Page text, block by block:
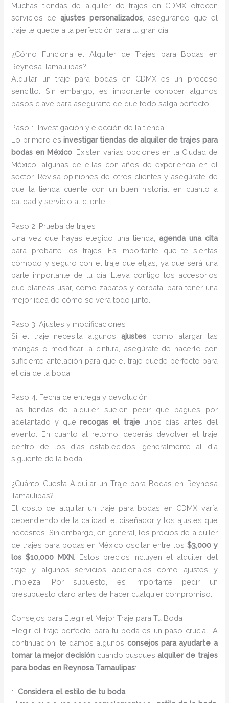
Muchas tiendas de alquiler de trajes en CDMX ofrecen
servicios de ajustes personalizados, asegurando que el
traje te quede a la perfección para tu gran día.
¿Cómo Funciona el Alquiler de Trajes para Bodas en
Reynosa Tamaulipas?
Alquilar un traje para bodas en CDMX es un proceso
sencillo. Sin embargo, es importante conocer algunos
pasos clave para asegurarte de que todo salga perfecto.
Paso 1: Investigación y elección de la tienda
Lo primero esinvestigar tiendas de alquiler de trajes para
bodas en México . Existen varias opciones en la Ciudad de
México, algunas de ellas con años de experiencia en el
sector. Revisa opiniones de otros clientes y asegúrate de
que la tienda cuente con un buen historial en cuanto a
calidad y servicio al cliente.
Paso 2: Prueba de trajes
Una vez que hayas elegido una tienda, agenda una cita
para probarte los trajes. Es importante que te sientas
cómodo y seguro con el traje que elijas, ya que será una
parte importante de tu día. Lleva contigo los accesorios
que planeas usar, como zapatos y corbata, para tener una
mejor idea de cómo se verá todo junto.
Paso 3: Ajustes y modificaciones
Si el traje necesita algunos ajustes, como alargar las
mangas o modificar la cintura, asegúrate de hacerlo con
suficiente antelación para que el traje quede perfecto para
el día de la boda.
Paso 4: Fecha de entrega y devolución
Las tiendas de alquiler suelen pedir que pagues por
adelantado y querecogas el trajeunos días antes del
evento. En cuanto al retorno, deberás devolver el traje
dentro de los días establecidos, generalmente al día
siguiente de la boda.
¿Cuánto Cuesta Alquilar un Traje para Bodas en Reynosa
Tamaulipas?
El costo de alquilar un traje para bodas en CDMX varía
dependiendo de la calidad, el diseñador y los ajustes que
necesites. Sin embargo, en general, los precios de alquiler
de trajes para bodas en México oscilan entre los $3,000 y
los $10,000 MXN. Estos precios incluyen el alquiler del
traje y algunos servicios adicionales como ajustes y
limpieza. Por supuesto, es importante pedir un
presupuesto claro antes de hacer cualquier compromiso.
Consejos para Elegir el Mejor Traje para Tu Boda
Elegir el traje perfecto para tu boda es un paso crucial. A
continuación, te damos algunos consejos para ayudarte a
tomar la mejor decisión cuando busquesalquiler de trajes
para bodas en Reynosa Tamaulipas:
1.Considera el estilo de tu boda